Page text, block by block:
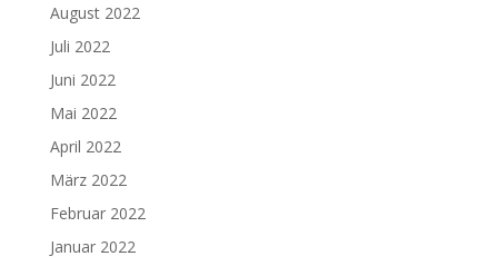
August 2022
Juli 2022
Juni 2022
Mai 2022
April 2022
März 2022
Februar 2022
Januar 2022